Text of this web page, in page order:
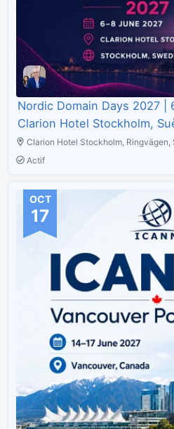
Nordic Domain Days 2027 |
Clarion Hotel Stockholm,
Clarion Hotel Stockholm, Ringvägen,
Actif
OCT
17